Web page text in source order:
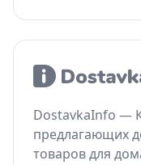
DostavkaInfo —
предлагающих
товаров для